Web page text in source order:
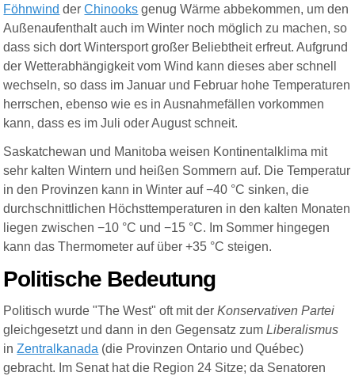
Föhnwind derChinooks genug Wärme abbekommen, um den
Außenaufenthalt auch im Winter noch möglich zu machen, so
dass sich dort Wintersport großer Beliebtheit erfreut. Aufgrund
der Wetterabhängigkeit vom Wind kann dieses aber schnell
wechseln, so dass im Januar und Februar hohe Temperaturen
herrschen, ebenso wie es in Ausnahmefällen vorkommen
kann, dass es im Juli oder August schneit.
Saskatchewan und Manitoba weisen Kontinentalklima mit
sehr kalten Wintern und heißen Sommern auf. Die Temperatur
in den Provinzen kann in Winter auf −40 °C sinken, die
durchschnittlichen Höchsttemperaturen in den kalten Monaten
liegen zwischen −10 °C und −15 °C. Im Sommer hingegen
kann das Thermometer auf über +35 °C steigen.
Politische Bedeutung
Politisch wurde "The West" oft mit derKonservativen Partei
gleichgesetzt und dann in den Gegensatz zumLiberalismus
inZentralkanada (die Provinzen Ontario und Québec)
gebracht. Im Senat hat die Region 24 Sitze; da Senatoren